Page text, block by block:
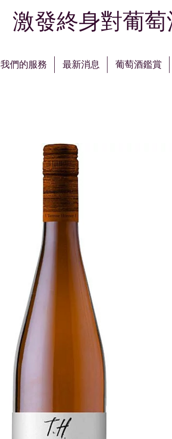
激發終身對葡
我們的服務 最新消息 葡萄酒鑑賞